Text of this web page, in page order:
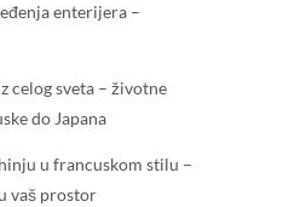
enterijera –
celog sveta – životne
do Japana
u francuskom stilu –
vaš prostor